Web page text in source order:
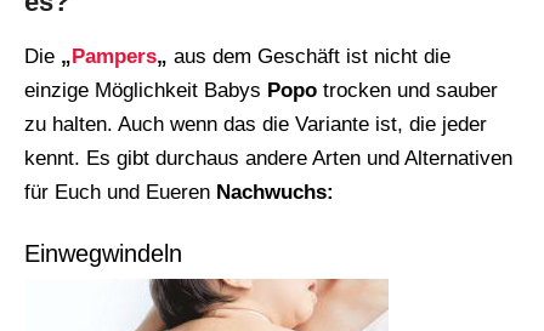
Die „Pampers„ aus dem Geschäft ist nicht die
einzige Möglichkeit Babys Popo trocken und sauber
zu halten. Auch wenn das die Variante ist, die jeder
kennt. Es gibt durchaus andere Arten und Alternativen
für Euch und Eueren Nachwuchs:
Einwegwindeln